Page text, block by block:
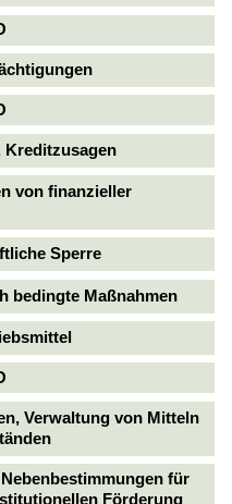
Kreditzusagen
von finanzieller
Sperre
bedingte Maßnahmen
Verwaltung von Mitteln
für
Förderung